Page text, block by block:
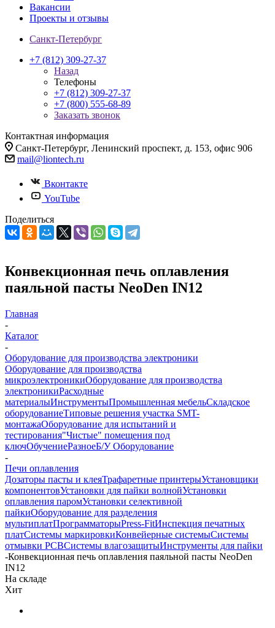
Вакансии
Проекты и отзывы
Санкт-Петербург
+7 (812) 309-27-37
Назад
Телефоны
+7 (812) 309-27-37
+7 (800) 555-68-89
Заказать звонок
Контактная информация
Санкт-Петербург, Ленинский проспект, д. 153, офис 906
mail@liontech.ru
Вконтакте
YouTube
Поделиться
Конвекционная печь оплавления
паяльной пасты NeoDen IN12
Главная
-
Каталог
-
Оборудование для производства электроники
Оборудование для производства
микроэлектроникиОборудование для производства
электроникиРасходные
материалыИнструментыПромышленная мебельСкладское
оборудованиеТиповые решения участка SMT-
монтажаОборудование для испытаний и
тестирования"Чистые" помещения под
ключОбучениеРазноеБ/У Оборудование
-
Печи оплавления
Дозаторы пасты и клеяТрафаретные принтерыУстановщики
компонентовУстановки для пайки волнойУстановки
оплавления паромУстановки селективной
пайкиОборудование для разделения
мультиплатПрограмматорыPress-FitИнспекция печатных
платСистемы маркировкиКонвейерные системыСистемы
отмывки PCBСистемы влагозащитыИнструменты для пайки
-Конвекционная печь оплавления паяльной пасты NeoDen
IN12
На складе
Хит